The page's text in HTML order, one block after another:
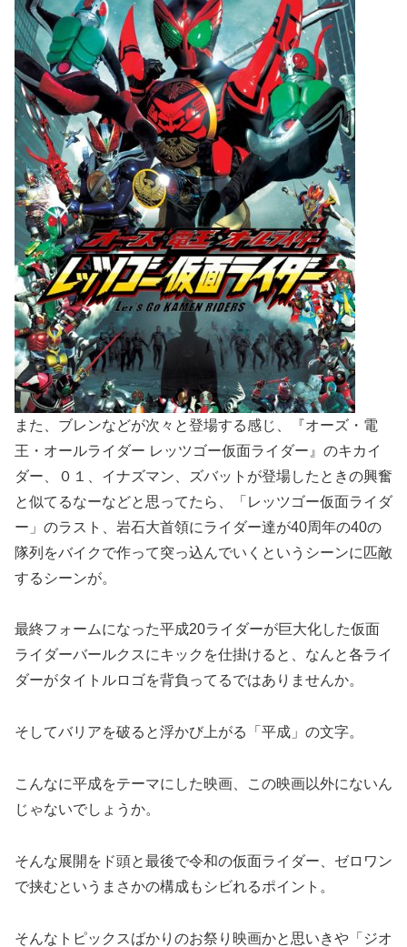
また、ブレンなどが次々と登場する感じ、『オーズ・電
王・オールライダー レッツゴー仮面ライダー』のキカイ
ダー、０１、イナズマン、ズバットが登場したときの興奮
と似てるなーなどと思ってたら、「レッツゴー仮面ライダ
ー」のラスト、岩石大首領にライダー達が40周年の40の
隊列をバイクで作って突っ込んでいくというシーンに匹敵
するシーンが。
最終フォームになった平成20ライダーが巨大化した仮面
ライダーバールクスにキックを仕掛けると、なんと各ライ
ダーがタイトルロゴを背負ってるではありませんか。
そしてバリアを破ると浮かび上がる「平成」の文字。
こんなに平成をテーマにした映画、この映画以外にないん
じゃないでしょうか。
そんな展開をド頭と最後で令和の仮面ライダー、ゼロワン
で挟むというまさかの構成もシビれるポイント。
そんなトピックスばかりのお祭り映画かと思いきや「ジオ